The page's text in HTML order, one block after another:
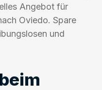
Angebot für
Oviedo. Spare
und